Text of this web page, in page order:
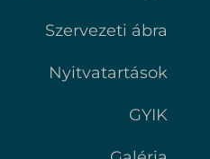
Szervezeti ábra
Nyitvatartások
GYIK